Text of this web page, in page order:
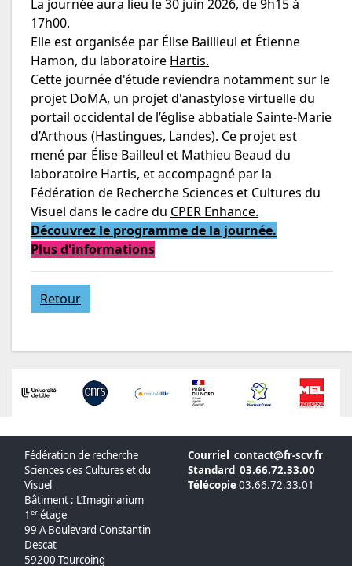
La journée aura lieu le 30 juin 2026, de 9h15 à
17h00.
Elle est organisée par Élise Baillieul et Étienne
Hamon, du laboratoire Hartis.
Cette journée d'étude reviendra notamment sur le
projet DoMA, un projet d'anastylose virtuelle du
portail occidental de l’église abbatiale Sainte-Marie
d’Arthous (Hastingues, Landes). Ce projet est
mené par Élise Bailleul et Mathieu Beaud du
laboratoire Hartis, et accompagné par la
Fédération de Recherche Sciences et Cultures du
Visuel dans le cadre du CPER Enhance.
Découvrez le programme de la journée.
Plus d'informations
Retour
Fédération de recherche
Sciences des Cultures et du
Visuel
Bâtiment : L’Imaginarium
1 er étage
99 A Boulevard Constantin
Descat
59200 Tourcoing
Courriel contact fr-scvfr
Standard 03.66.72.33.00
Télécopie03.66.72.33.01